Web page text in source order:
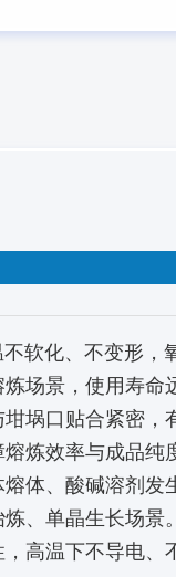
软化、不变形，
场景，使用寿命
埚口贴合紧密
炼效率与成品纯
体、酸碱溶剂
、单晶生长场景。
，高温下不导电